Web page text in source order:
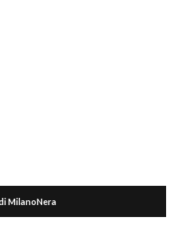
MilanoNera